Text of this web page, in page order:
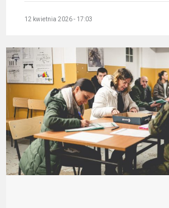
12 kwietnia 2026 - 17:03